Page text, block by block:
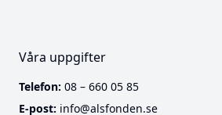
Våra uppgifter
Telefon: 08 – 660 05 85
E-post: info@alsfonden.se